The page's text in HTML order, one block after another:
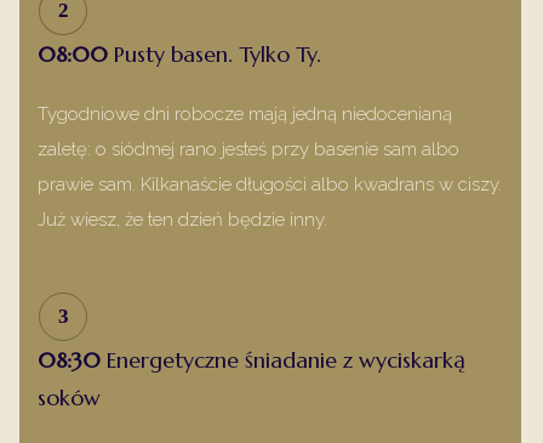
2
08:00 Pusty basen. Tylko Ty.
Tygodniowe dni robocze mają jedną niedocenianą
zaletę: o siódmej rano jesteś przy basenie sam albo
prawie sam. Kilkanaście długości albo kwadrans w ciszy.
Już wiesz, że ten dzień będzie inny.
3
08:30 Energetyczne śniadanie z wyciskarką
soków